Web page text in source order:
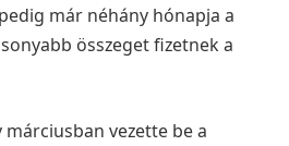
már néhány hónapja a
összeget fizetnek a
vezette be a